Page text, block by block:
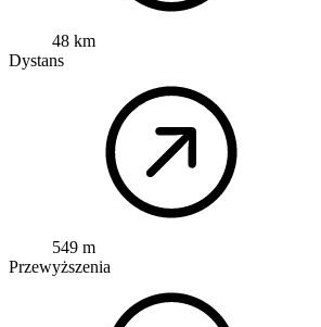
48 km
Dystans
549 m
Przewyższenia